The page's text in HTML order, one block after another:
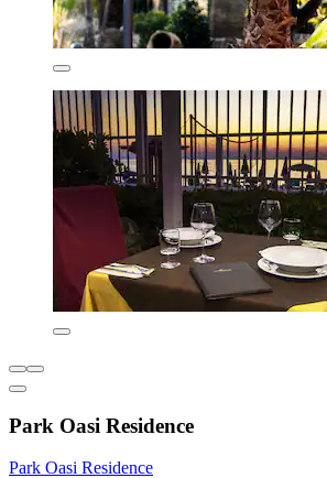
Park Oasi Residence
Park Oasi Residence